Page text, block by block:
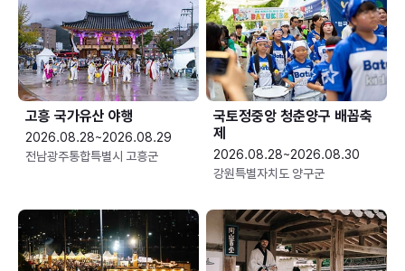
고흥 국가유산 야행
2026.08.28~2026.08.29
전남광주통합특별시 고흥군
국토정중앙 청춘양구 배꼽축
제
2026.08.28~2026.08.30
강원특별자치도 양구군